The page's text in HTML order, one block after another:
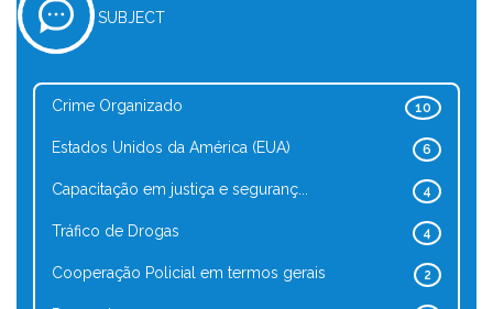
SUBJECT
10
Crime Organizado
6
Estados Unidos da América (EUA)
4
Capacitação em justiça e seguranç...
4
Tráfico de Drogas
2
Cooperação Policial em termos gerais